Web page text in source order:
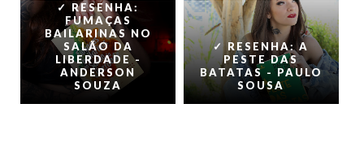
✓ RESENHA:
FUMAÇAS
BAILARINAS NO
SALÃO DA
LIBERDADE -
ANDERSON
SOUZA
✓ RESENHA: A
PESTE DAS
BATATAS - PAULO
SOUSA